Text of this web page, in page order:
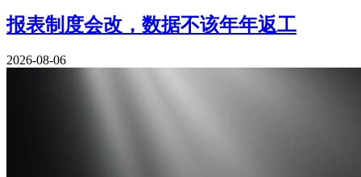
报表制度会改，数据不该年年返工
2026-08-06